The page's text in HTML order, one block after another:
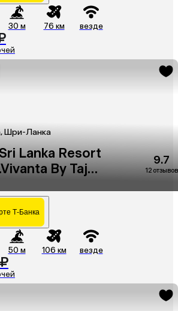
30 м 76 км везде
Шри-Ланка
Lanka Resort
By Taj
9.7
12 отзывов
Т-Банка
50 м 106 км везде